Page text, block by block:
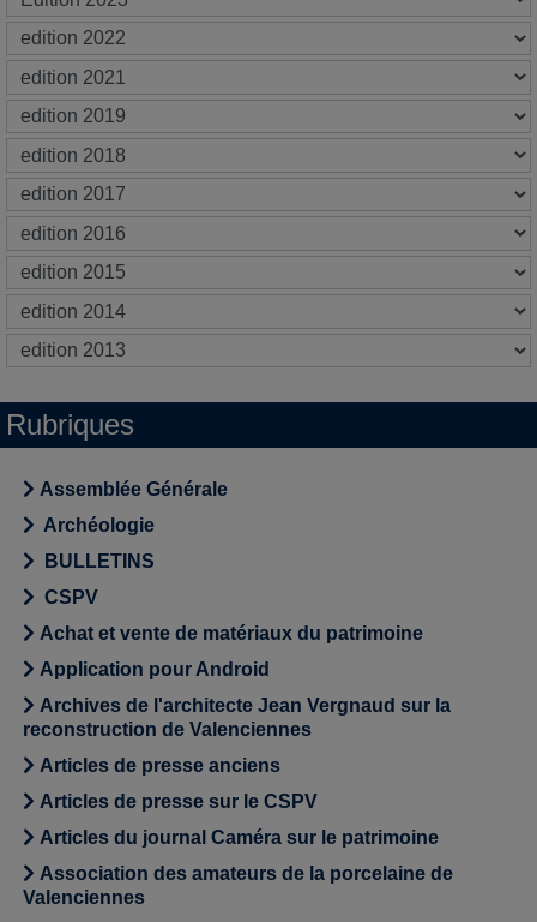
Rubriques
Assemblée Générale
Archéologie
BULLETINS
CSPV
Achat et vente de matériaux du patrimoine
Application pour Android
Archives de l'architecte Jean Vergnaud sur la
reconstruction de Valenciennes
Articles de presse anciens
Articles de presse sur le CSPV
Articles du journal Caméra sur le patrimoine
Association des amateurs de la porcelaine de
Valenciennes